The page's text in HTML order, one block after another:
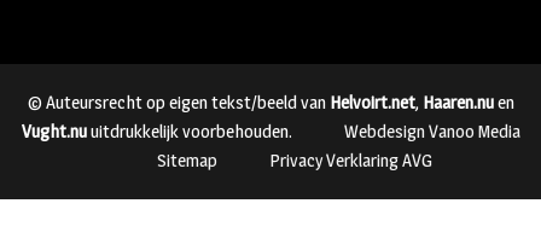
© Auteursrecht op eigen tekst/beeld van Helvoirt.net, Haaren.nuen
Vught.nuuitdrukkelijk voorbehouden.
Webdesign Vanoo Media
Sitemap
Privacy Verklaring AVG